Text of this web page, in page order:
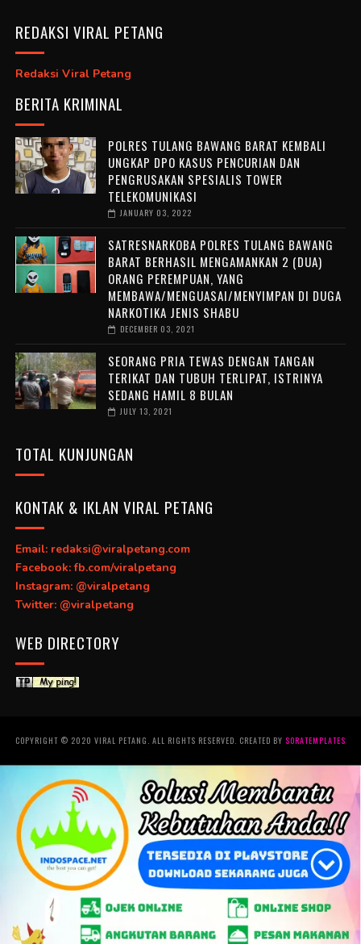
REDAKSI VIRAL PETANG
Redaksi Viral Petang
BERITA KRIMINAL
POLRES TULANG BAWANG BARAT KEMBALI
UNGKAP DPO KASUS PENCURIAN DAN
PENGRUSAKAN SPESIALIS TOWER
TELEKOMUNIKASI
JANUARY 03, 2022
SATRESNARKOBA POLRES TULANG BAWANG
BARAT BERHASIL MENGAMANKAN 2 (DUA)
ORANG PEREMPUAN, YANG
MEMBAWA/MENGUASAI/MENYIMPAN DI DUGA
NARKOTIKA JENIS SHABU
DECEMBER 03, 2021
SEORANG PRIA TEWAS DENGAN TANGAN
TERIKAT DAN TUBUH TERLIPAT, ISTRINYA
SEDANG HAMIL 8 BULAN
JULY 13, 2021
TOTAL KUNJUNGAN
KONTAK & IKLAN VIRAL PETANG
Email: redaksi@viralpetang.com
Facebook: fb.com/viralpetang
Instagram: @viralpetang
Twitter: @viralpetang
WEB DIRECTORY
COPYRIGHT © 2020 VIRAL PETANG. ALL RIGHTS RESERVED. CREATED BY SORATEMPLATES